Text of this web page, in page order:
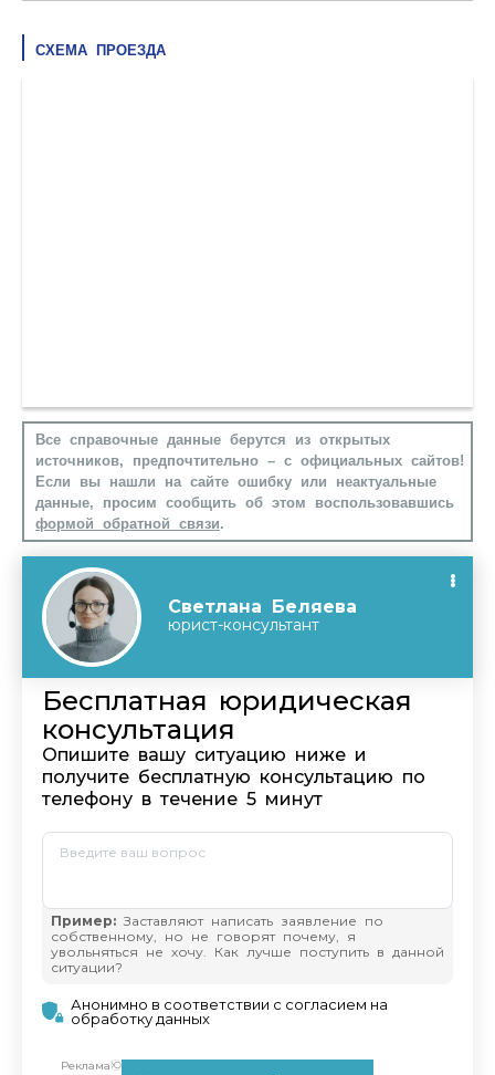
СХЕМА ПРОЕЗДА
Все справочные данные берутся из открытых
источников, предпочтительно – с официальных сайтов!
Если вы нашли на сайте ошибку или неактуальные
данные, просим сообщить об этом воспользовавшись
формой обратной связи.